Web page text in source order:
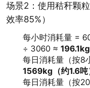
场景2：使用秸秆颗
效率85%）
每小时消耗量 =
÷ 3060 ≈196.1kg
每日消耗量（按8
1569kg（约1.6吨
每日消耗量（按